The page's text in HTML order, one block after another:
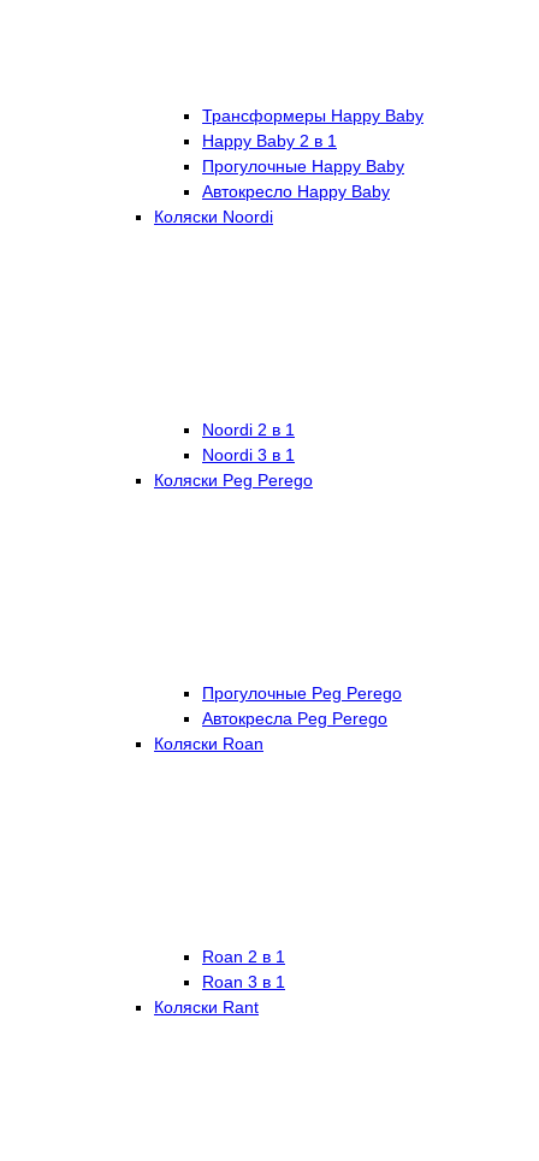
Трансформеры Happy Baby
Happy Baby 2 в 1
Прогулочные Happy Baby
Автокресло Happy Baby
Коляски Noordi
Noordi 2 в 1
Noordi 3 в 1
Коляски Peg Perego
Прогулочные Peg Perego
Автокресла Peg Perego
Коляски Roan
Roan 2 в 1
Roan 3 в 1
Коляски Rant